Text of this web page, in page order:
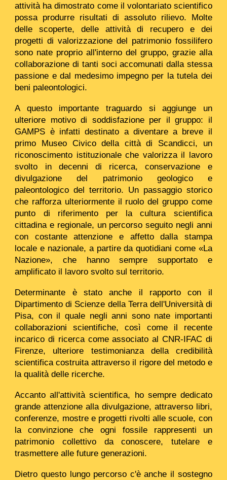
attività ha dimostrato come il volontariato scientifico
possa produrre risultati di assoluto rilievo. Molte
delle scoperte, delle attività di recupero e dei
progetti di valorizzazione del patrimonio fossilifero
sono nate proprio all'interno del gruppo, grazie alla
collaborazione di tanti soci accomunati dalla stessa
passione e dal medesimo impegno per la tutela dei
beni paleontologici.
A questo importante traguardo si aggiunge un
ulteriore motivo di soddisfazione per il gruppo: il
GAMPS è infatti destinato a diventare a breve il
primo Museo Civico della città di Scandicci, un
riconoscimento istituzionale che valorizza il lavoro
svolto in decenni di ricerca, conservazione e
divulgazione del patrimonio geologico e
paleontologico del territorio. Un passaggio storico
che rafforza ulteriormente il ruolo del gruppo come
punto di riferimento per la cultura scientifica
cittadina e regionale, un percorso seguito negli anni
con costante attenzione e affetto dalla stampa
locale e nazionale, a partire da quotidiani come «La
Nazione», che hanno sempre supportato e
amplificato il lavoro svolto sul territorio.
Determinante è stato anche il rapporto con il
Dipartimento di Scienze della Terra dell'Università di
Pisa, con il quale negli anni sono nate importanti
collaborazioni scientifiche, così come il recente
incarico di ricerca come associato al CNR-IFAC di
Firenze, ulteriore testimonianza della credibilità
scientifica costruita attraverso il rigore del metodo e
la qualità delle ricerche.
Accanto all'attività scientifica, ho sempre dedicato
grande attenzione alla divulgazione, attraverso libri,
conferenze, mostre e progetti rivolti alle scuole, con
la convinzione che ogni fossile rappresenti un
patrimonio collettivo da conoscere, tutelare e
trasmettere alle future generazioni.
Dietro questo lungo percorso c'è anche il sostegno